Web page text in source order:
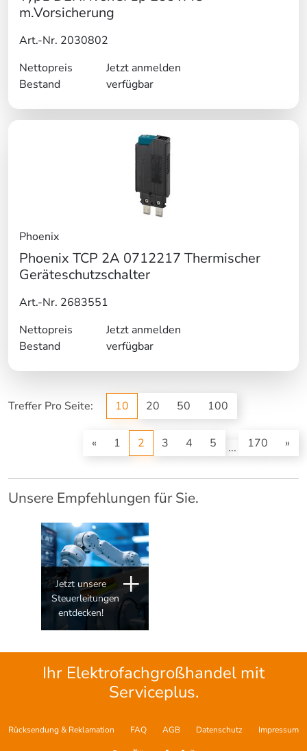
m.Vorsicherung
Art.-Nr. 2030802
Nettopreis
Jetzt anmelden
Bestand
verfügbar
Phoenix
Phoenix TCP 2A 0712217 Thermischer
Geräteschutzschalter
Art.-Nr. 2683551
Nettopreis
Jetzt anmelden
Bestand
verfügbar
Treffer Pro Seite: 10 20 50 100
« 1 2 (current)
3 4 5 ... 170 »
Unsere Empfehlungen für Sie.
Jetzt unsere
Steuerleitungen
entdecken!
Ihr Elektrofachgroßhandel mit
Serviceplus.
Rücksendung & Reklamation FAQ AGB Datenschutz Impressum